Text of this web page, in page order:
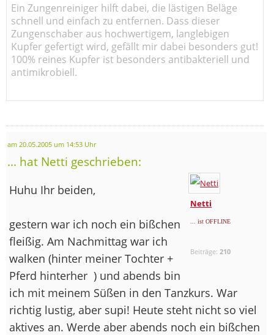
Ein Zungenreiniger hilft dabei, die lästigen Beläge
schnell und einfach zu entfernen. Dass dieser
Zungenschaber aus hochwertigem, langlebigen
Kupfer gefertigt wird, gefällt mir dabei besonders gut!
100% reines Kupfer ist besonders antibakteriell und
antimikrobiell.
am 20.05.2005 um 14:53 Uhr
... hat Netti geschrieben:
Netti
... ist OFFLINE
Beiträge: 210
Huhu Ihr beiden,
gestern war ich noch ein bißchen
fleißig. Am Nachmittag war ich
walken (hinter meiner Tochter +
Pferd hinterher ) und abends bin
ich mit meinem Süßen in den Tanzkurs. War
richtig lustig, aber supi! Heute steht nicht so viel
aktives an. Werde aber abends noch ein bißchen